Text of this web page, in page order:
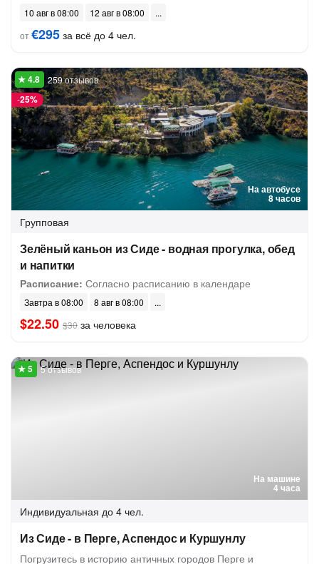
10 авг в 08:00
12 авг в 08:00
от€295 за всё до 4 чел.
На автобусе
8 часов
-25%
259 отзывов
Групповая
Зелёный каньон из Сиде - водная прогулка, обед
и напитки
Расписание: Согласно расписанию в календаре
Завтра в 08:00 8 авг в 08:00
$22.50 $30 за человека
На машине
4 часа
5 отзывов
Индивидуальная до 4 чел.
Из Сиде - в Перге, Аспендос и Куршунлу
Погрузитесь в историю античных городов Перге и